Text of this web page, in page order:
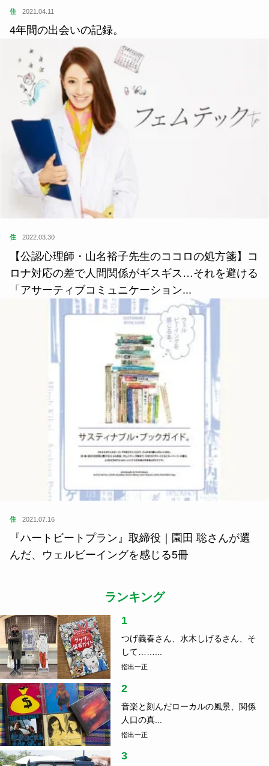
住 2021.04.11
4年間の出会いの記録。
住 2022.03.30
【公認心理師・山名裕子先生のココロの処方箋】コ
ロナ対応の差で人間関係がギスギス…それを避ける
「アサーティブコミュニケーション...
住 2021.07.16
『ハートビートプラン』取締役｜園田 聡さんが選
んだ、ウェルビーイングを感じる5冊
ランキング
1
つげ義春さん、水木しげるさん、そ
して……...
指出一正
2
音楽と刻んだローカルの風景、関係
人口の真...
指出一正
3